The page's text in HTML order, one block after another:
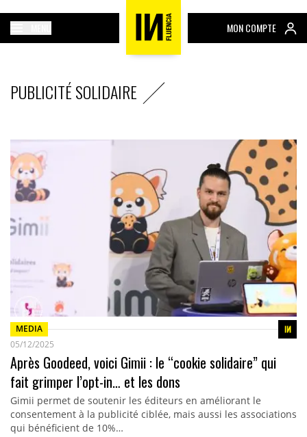
MON COMPTE
PUBLICITÉ SOLIDAIRE
MEDIA
05/12/2025
Après Goodeed, voici Gimii : le “cookie solidaire” qui
fait grimper l’opt-in… et les dons
Gimii permet de soutenir les éditeurs en améliorant le
consentement à la publicité ciblée, mais aussi les associations
qui bénéficient de 10%…